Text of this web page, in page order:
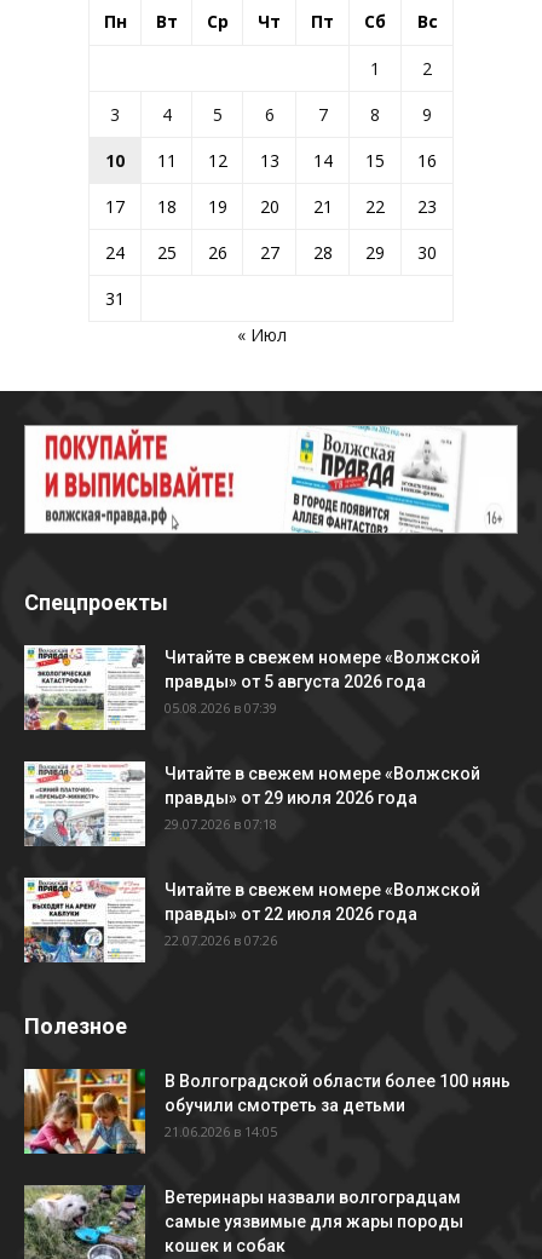
Пн Вт Ср Чт Пт Сб Вс
1
2
3
4 5 6 7 8
9
10
11 12 13 14 15
16
17
18 19 20 21 22
23
24
25 26 27 28 29
30
31
« Июл
Спецпроекты
Читайте в свежем номере «Волжской
правды» от 5 августа 2026 года
05.08.2026 в 07:39
Читайте в свежем номере «Волжской
правды» от 29 июля 2026 года
29.07.2026 в 07:18
Читайте в свежем номере «Волжской
правды» от 22 июля 2026 года
22.07.2026 в 07:26
Полезное
В Волгоградской области более 100 нянь
обучили смотреть за детьми
21.06.2026 в 14:05
Ветеринары назвали волгоградцам
самые уязвимые для жары породы
кошек и собак